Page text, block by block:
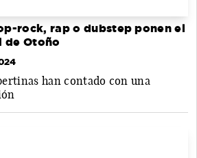
rock, rap o dubstep ponen el
de Otoño
han contado con una